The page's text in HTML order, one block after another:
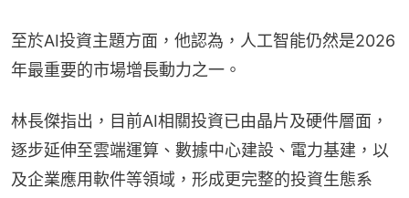
至於AI投資主題方面，他認為，人工智能仍然是2026
年最重要的市場增長動力之一。
林長傑指出，目前AI相關投資已由晶片及硬件層面，
逐步延伸至雲端運算、數據中心建設、電力基建，以
及企業應用軟件等領域，形成更完整的投資生態系